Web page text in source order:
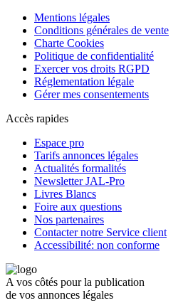
Mentions légales
Conditions générales de vente
Charte Cookies
Politique de confidentialité
Exercer vos droits RGPD
Réglementation légale
Gérer mes consentements
Accès rapides
Espace pro
Tarifs annonces légales
Actualités formalités
Newsletter JAL-Pro
Livres Blancs
Foire aux questions
Nos partenaires
Contacter notre Service client
Accessibilité: non conforme
A vos côtés pour la publication
de vos annonces légales